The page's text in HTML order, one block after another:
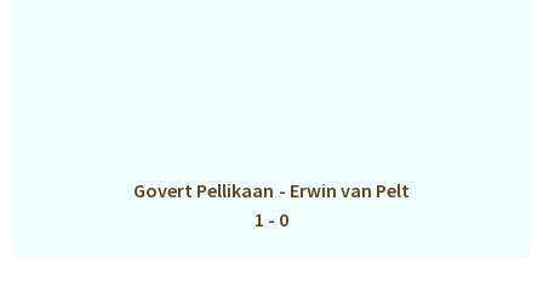
Govert Pellikaan - Erwin van Pelt
1 - 0